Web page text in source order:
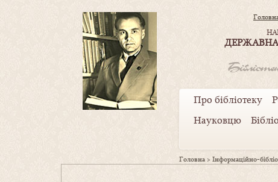
Про бібліотеку
Науковцю
Головна >Інформаційно-